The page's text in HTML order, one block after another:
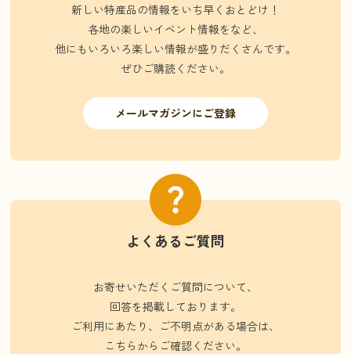
新しい特産品の情報をいち早くおとどけ！
各地の楽しいイベント情報をなど、
他にもいろいろ楽しい情報が盛りだくさんです。
ぜひご購読ください。
メールマガジンにご登録
よくあるご質問
お寄せいただくご質問について、
回答を掲載しております。
ご利用にあたり、ご不明点がある場合は、
こちらからご確認ください。